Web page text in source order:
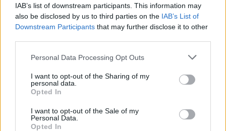
IAB’s list of downstream participants. This information may
also be disclosed by us to third parties on the IAB’s List of
Downstream Participants that may further disclose it to other
Personal Data Processing Opt Outs
I want to opt-out of the Sharing of my
personal data.
Opted In
I want to opt-out of the Sale of my
Personal Data.
Opted In
45
PERSONAL
68
DIRECCIÓN Y
ADMINISTRACIÓN